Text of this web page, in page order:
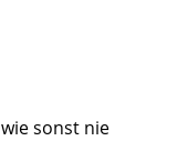
sonst nie